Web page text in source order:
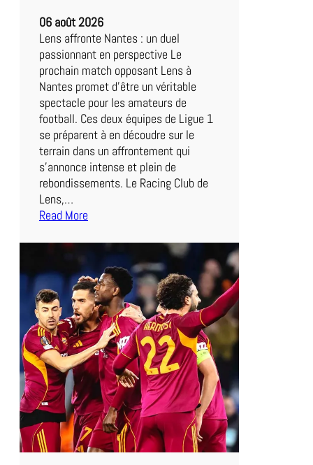
06 août 2026
Lens affronte Nantes : un duel
passionnant en perspective Le
prochain match opposant Lens à
Nantes promet d’être un véritable
spectacle pour les amateurs de
football. Ces deux équipes de Ligue 1
se préparent à en découdre sur le
terrain dans un affrontement qui
s’annonce intense et plein de
rebondissements. Le Racing Club de
Lens,…
Read More
D
e
l
a
u
S
o
m
m
e
t
e
n